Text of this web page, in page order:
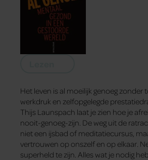
Het leven is al moeilijk genoeg zonder
werkdruk en zelfopgelegde
Thijs Launspach laat je zien hoe je
nooit-genoeg-zijn. De weg uit de
niet een ijsbad of meditatiecursus,
vertrouwen op onszelf en op elkaar.
superheld te zijn. Alles wat je nodig